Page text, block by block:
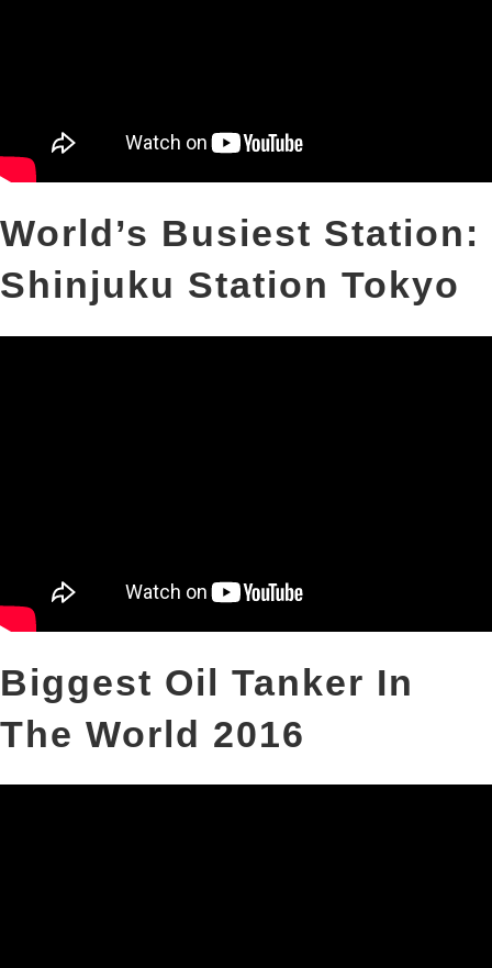
World’s Busiest Station:
Shinjuku Station Tokyo
Biggest Oil Tanker In
The World 2016